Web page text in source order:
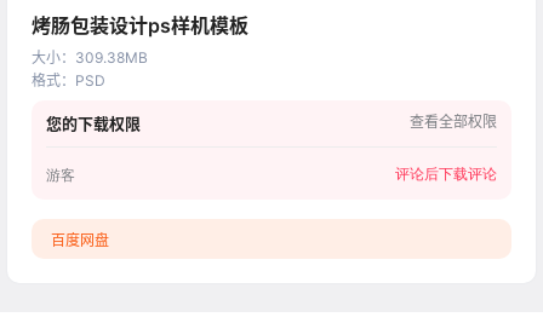
烤肠包装设计ps样机模板
大小： 309.38MB
格式： PSD
您的下载权限 查看全部权限
游客 评论后下载评论
百度网盘